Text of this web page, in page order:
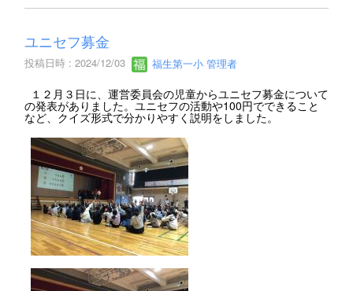
ユニセフ募金
投稿日時 : 2024/12/03 福生第一小 管理者
１２月３日に、運営委員会の児童からユニセフ募金について
の発表がありました。ユニセフの活動や100円でできること
など、クイズ形式で分かりやすく説明をしました。